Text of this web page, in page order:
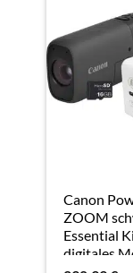
Canon
ZOOM
Essential
digitales